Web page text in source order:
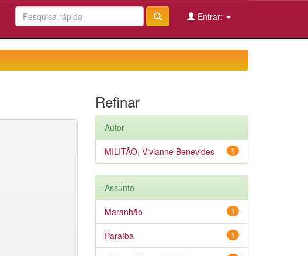
Entrar:
Refinar
Autor
1
MILITÃO, Vivianne Benevides
Assunto
1
Maranhão
1
Paraíba